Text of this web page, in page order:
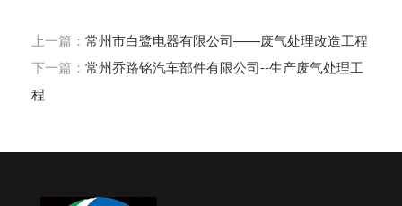
上一篇： 常州市白鹭电器有限公司——废气处理改造工程
下一篇： 常州乔路铭汽车部件有限公司--生产废气处理工
程